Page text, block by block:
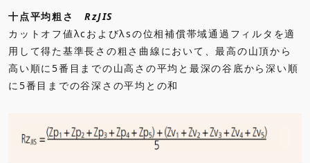
十点平均粗さRzJIS
カットオフ値λcおよびλsの位相補償帯域通過フィルタを適
用して得た基準長さの粗さ曲線において、最高の山頂から
高い順に5番目までの山高さの平均と最深の谷底から深い順
に5番目までの谷深さの平均との和